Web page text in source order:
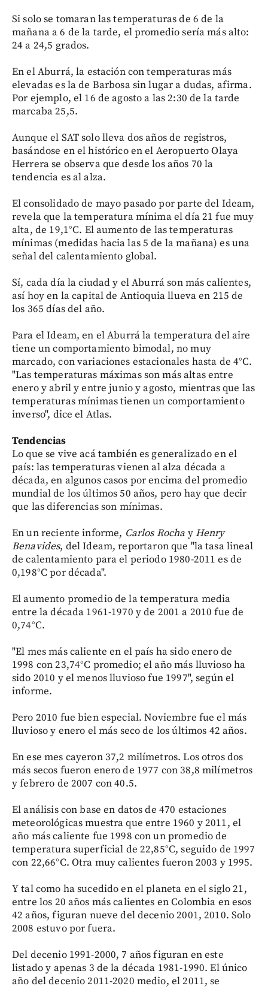
Si solo se tomaran las temperaturas de 6 de la
mañana a 6 de la tarde, el promedio sería más alto:
24 a 24,5 grados.
En el Aburrá, la estación con temperaturas más
elevadas es la de Barbosa sin lugar a dudas, afirma.
Por ejemplo, el 16 de agosto a las 2:30 de la tarde
marcaba 25,5.
Aunque el SAT solo lleva dos años de registros,
basándose en el histórico en el Aeropuerto Olaya
Herrera se observa que desde los años 70 la
tendencia es al alza.
El consolidado de mayo pasado por parte del Ideam,
revela que la temperatura mínima el día 21 fue muy
alta, de 19,1°C. El aumento de las temperaturas
mínimas (medidas hacia las 5 de la mañana) es una
señal del calentamiento global.
Sí, cada día la ciudad y el Aburrá son más calientes,
así hoy en la capital de Antioquia llueva en 215 de
los 365 días del año.
Para el Ideam, en el Aburrá la temperatura del aire
tiene un comportamiento bimodal, no muy
marcado, con variaciones estacionales hasta de 4°C.
"Las temperaturas máximas son más altas entre
enero y abril y entre junio y agosto, mientras que las
temperaturas mínimas tienen un comportamiento
inverso", dice el Atlas.
Tendencias
Lo que se vive acá también es generalizado en el
país: las temperaturas vienen al alza década a
década, en algunos casos por encima del promedio
mundial de los últimos 50 años, pero hay que decir
que las diferencias son mínimas.
En un reciente informe, Carlos Rocha yHenry
Benavides, del Ideam, reportaron que "la tasa lineal
de calentamiento para el periodo 1980-2011 es de
0,198°C por década".
El aumento promedio de la temperatura media
entre la década 1961-1970 y de 2001 a 2010 fue de
0,74°C.
"El mes más caliente en el país ha sido enero de
1998 con 23,74°C promedio; el año más lluvioso ha
sido 2010 y el menos lluvioso fue 1997", según el
informe.
Pero 2010 fue bien especial. Noviembre fue el más
lluvioso y enero el más seco de los últimos 42 años.
En ese mes cayeron 37,2 milímetros. Los otros dos
más secos fueron enero de 1977 con 38,8 milímetros
y febrero de 2007 con 40.5.
El análisis con base en datos de 470 estaciones
meteorológicas muestra que entre 1960 y 2011, el
año más caliente fue 1998 con un promedio de
temperatura superficial de 22,85°C, seguido de 1997
con 22,66°C. Otra muy calientes fueron 2003 y 1995.
Y tal como ha sucedido en el planeta en el siglo 21,
entre los 20 años más calientes en Colombia en esos
42 años, figuran nueve del decenio 2001, 2010. Solo
2008 estuvo por fuera.
Del decenio 1991-2000, 7 años figuran en este
listado y apenas 3 de la década 1981-1990. El único
año del decenio 2011-2020 medio, el 2011, se